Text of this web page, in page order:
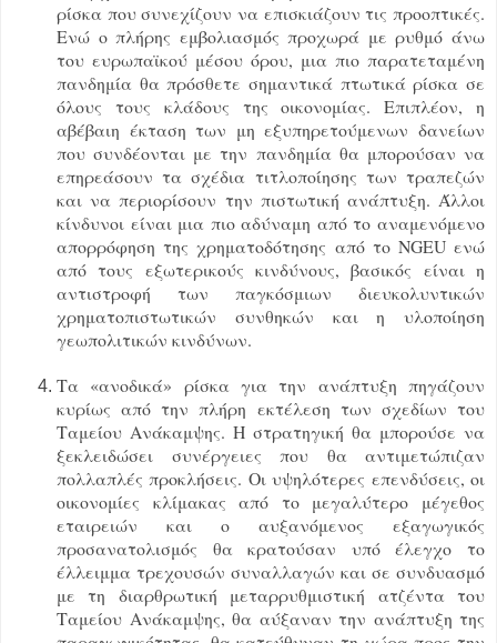
ρίσκα που συνεχίζουν να επισκιάζουν τις προοπτικές.
Ενώ ο πλήρης εμβολιασμός προχωρά με ρυθμό άνω
του ευρωπαϊκού μέσου όρου, μια πιο παρατεταμένη
πανδημία θα πρόσθετε σημαντικά πτωτικά ρίσκα σε
όλους τους κλάδους της οικονομίας. Επιπλέον, η
αβέβαιη έκταση των μη εξυπηρετούμενων δανείων
που συνδέονται με την πανδημία θα μπορούσαν να
επηρεάσουν τα σχέδια τιτλοποίησης των τραπεζών
και να περιορίσουν την πιστωτική ανάπτυξη. Άλλοι
κίνδυνοι είναι μια πιο αδύναμη από το αναμενόμενο
απορρόφηση της χρηματοδότησης από το NGEU ενώ
από τους εξωτερικούς κινδύνους, βασικός είναι η
αντιστροφή των παγκόσμιων διευκολυντικών
χρηματοπιστωτικών συνθηκών και η υλοποίηση
γεωπολιτικών κινδύνων.
Τα «ανοδικά» ρίσκα για την ανάπτυξη πηγάζουν
κυρίως από την πλήρη εκτέλεση των σχεδίων του
Ταμείου Ανάκαμψης. Η στρατηγική θα μπορούσε να
ξεκλειδώσει συνέργειες που θα αντιμετώπιζαν
πολλαπλές προκλήσεις. Οι υψηλότερες επενδύσεις, οι
οικονομίες κλίμακας από το μεγαλύτερο μέγεθος
εταιρειών και ο αυξανόμενος εξαγωγικός
προσανατολισμός θα κρατούσαν υπό έλεγχο το
έλλειμμα τρεχουσών συναλλαγών και σε συνδυασμό
με τη διαρθρωτική μεταρρυθμιστική ατζέντα του
Ταμείου Ανάκαμψης, θα αύξαναν την ανάπτυξη της